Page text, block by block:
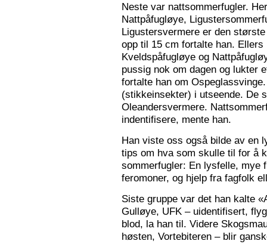
Neste var nattsommerfugler.
Nattpåfugløye,
Ligustersvermere er den
opp til 15 cm fortalte han.
Kveldspåfugløye og
pussig nok om dagen og lukter
fortalte han om
(stikkeinsekter) i utseende. De
Oleandersvermere.
indentifisere, mente han.
Han viste oss også bilde av en
tips om hva som skulle til for å
sommerfugler: En lysfelle, mye
feromoner, og hjelp fra fagfolk
Siste gruppe var det han kalte
Gulløye, UFK – uidentifisert,
blod, la han til. Videre
høsten, Vortebiteren – blir